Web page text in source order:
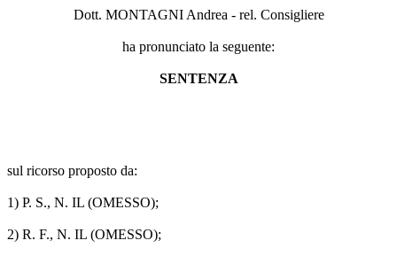
Dott. MONTAGNI Andrea - rel. Consigliere
ha pronunciato la seguente:
SENTENZA
sul ricorso proposto da:
1) P. S., N. IL (OMESSO);
2) R. F., N. IL (OMESSO);